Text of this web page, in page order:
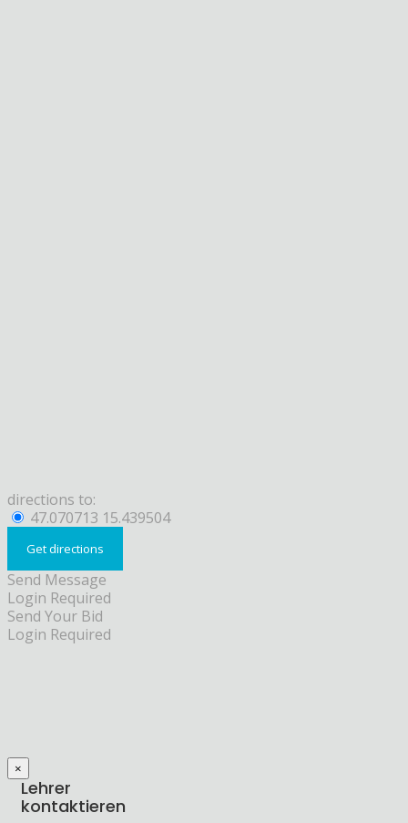
directions to:
47.070713 15.439504
Send Message
Login Required
Send Your Bid
Login Required
×
Lehrer
kontaktieren